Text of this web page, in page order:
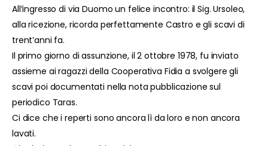
All’ingresso di via Duomo un felice incontro: il Sig. Ursoleo,
alla ricezione, ricorda perfettamente Castro e gli scavi di
trent’anni fa.
Il primo giorno di assunzione, il 2 ottobre 1978, fu inviato
assieme ai ragazzi della Cooperativa Fidia a svolgere gli
scavi poi documentati nella nota pubblicazione sul
periodico Taras.
Ci dice che i reperti sono ancora lì da loro e non ancora
lavati.